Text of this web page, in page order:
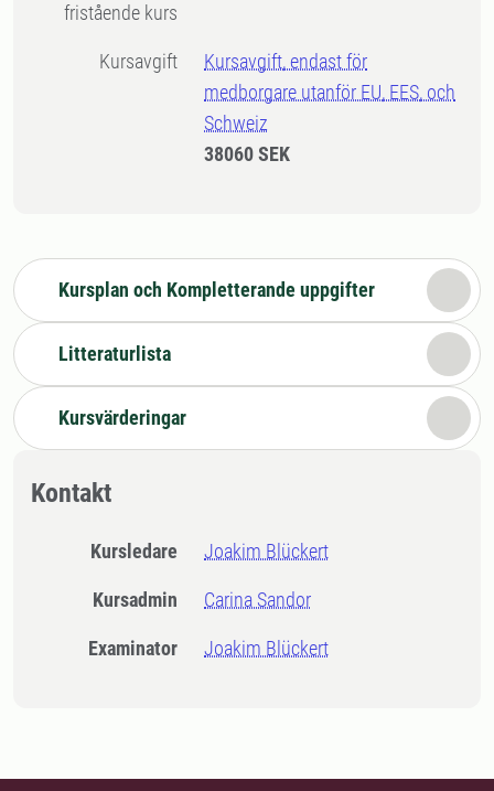
fristående kurs
Kursavgift
Kursavgift, endast för
medborgare utanför EU, EES, och
Schweiz
38060 SEK
Kursplan och Kompletterande uppgifter
Litteraturlista
Kursvärderingar
Kontakt
Kursledare Joakim Blückert
Kursadmin Carina Sandor
Examinator Joakim Blückert